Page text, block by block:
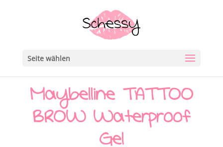
Seite wählen
Maybelline TATTOO
BROW Waterproof
Gel